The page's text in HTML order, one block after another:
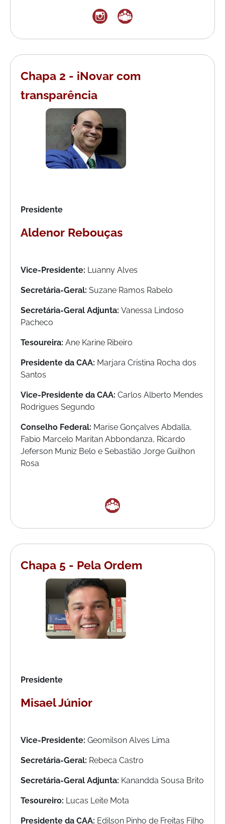
Chapa 2 - iNovar com
transparência
Presidente
Aldenor Rebouças
Vice-Presidente: Luanny Alves
Secretária-Geral: Suzane Ramos Rabelo
Secretária-Geral Adjunta: Vanessa Lindoso
Pacheco
Tesoureira: Ane Karine Ribeiro
Presidente da CAA: Marjara Cristina Rocha dos
Santos
Vice-Presidente da CAA: Carlos Alberto Mendes
Rodrigues Segundo
Conselho Federal: Marise Gonçalves Abdalla,
Fabio Marcelo Maritan Abbondanza, Ricardo
Jeferson Muniz Belo e Sebastião Jorge Guilhon
Rosa
Chapa 5 - Pela Ordem
Presidente
Misael Júnior
Vice-Presidente: Geomilson Alves Lima
Secretária-Geral: Rebeca Castro
Secretária-Geral Adjunta: Kanandda Sousa Brito
Tesoureiro: Lucas Leite Mota
Presidente da CAA: Edilson Pinho de Freitas Filho